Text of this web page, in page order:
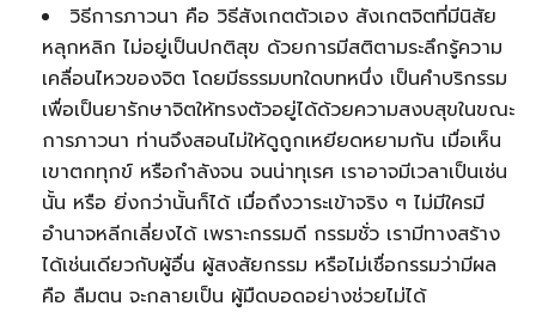
วิธีการภาวนา คือ วิธีสังเกตตัวเอง สังเกตจิตที่มีนิสัย
หลุกหลิก ไม่อยู่เป็นปกติสุข ด้วยการมีสติตามระลึกรู้ความ
เคลื่อนไหวของจิต โดยมีธรรมบทใดบทหนึ่ง เป็นคำบริกรรม
เพื่อเป็นยารักษาจิตให้ทรงตัวอยู่ได้ด้วยความสงบสุขในขณะ
การภาวนา ท่านจึงสอนไม่ให้ดูถูกเหยียดหยามกัน เมื่อเห็น
เขาตกทุกข์ หรือกำลังจน จนน่าทุเรศ เราอาจมีเวลาเป็นเช่น
นั้น หรือ ยิ่งกว่านั้นก็ได้ เมื่อถึงวาระเข้าจริง ๆ ไม่มีใครมี
อำนาจหลีกเลี่ยงได้ เพราะกรรมดี กรรมชั่ว เรามีทางสร้าง
ได้เช่นเดียวกับผู้อื่น ผู้สงสัยกรรม หรือไม่เชื่อกรรมว่ามีผล
คือ ลืมตน จะกลายเป็น ผู้มืดบอดอย่างช่วยไม่ได้